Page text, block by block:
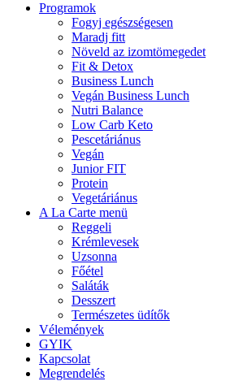
Programok
Fogyj egészségesen
Maradj fitt
Növeld az izomtömegedet
Fit & Detox
Business Lunch
Vegán Business Lunch
Nutri Balance
Low Carb Keto
Pescetáriánus
Vegán
Junior FIT
Protein
Vegetáriánus
A La Carte menü
Reggeli
Krémlevesek
Uzsonna
Főétel
Saláták
Desszert
Természetes üdítők
Vélemények
GYIK
Kapcsolat
Megrendelés